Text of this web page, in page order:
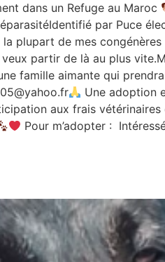
dans un Refuge au Maroc
par Puce
plupart de mes
partir de là au plus
famille aimante qui
Une adoption
aux frais
Pour m’adopter :